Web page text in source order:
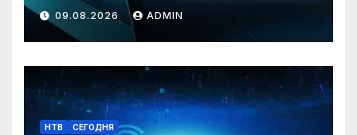
09.08.2026 ADMIN
НТВ СЕГОДНЯ